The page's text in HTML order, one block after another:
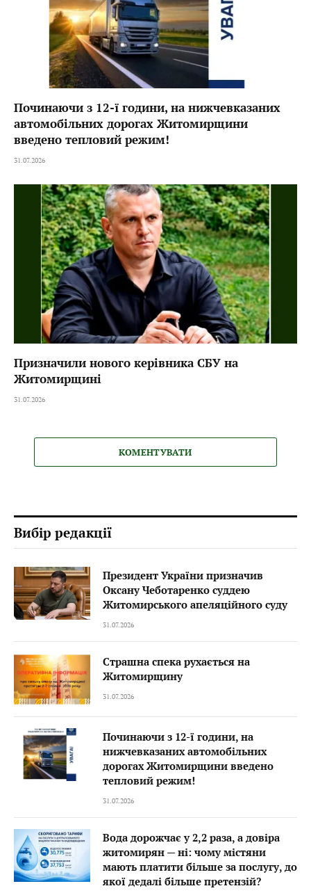
Починаючи з 12-ї години, на нижчевказаних
автомобільних дорогах Житомирщини
введено тепловий режим!
31.07.2026
Призначили нового керівника СБУ на
Житомирщині
31.07.2026
КОМЕНТУВАТИ
Вибір редакції
Президент України призначив
Оксану Чеботаренко суддею
Житомирського апеляційного суду
31.07.2026
Страшна спека рухається на
Житомирщину
31.07.2026
Починаючи з 12-ї години, на
нижчевказаних автомобільних
дорогах Житомирщини введено
тепловий режим!
31.07.2026
Вода дорожчає у 2,2 раза, а довіра
житомирян — ні: чому містяни
мають платити більше за послугу, до
якої дедалі більше претензій?